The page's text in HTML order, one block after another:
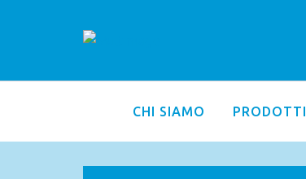
CHI SIAMO PRODOTTI